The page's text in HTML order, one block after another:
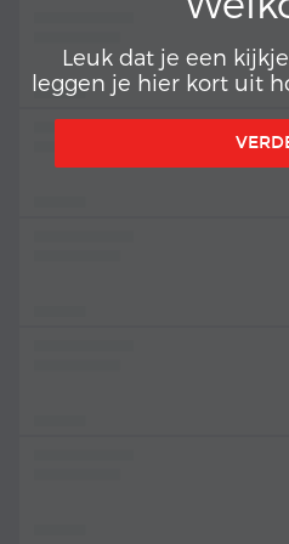
Leuk dat je een
leggen je hier kort uit